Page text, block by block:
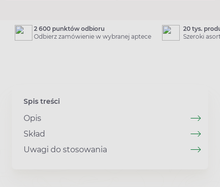
2 600 punktów odbioru
Odbierz zamówienie w wybranej aptece
20 tys.
Szeroki
Spis treści
Opis
Skład
Uwagi do stosowania